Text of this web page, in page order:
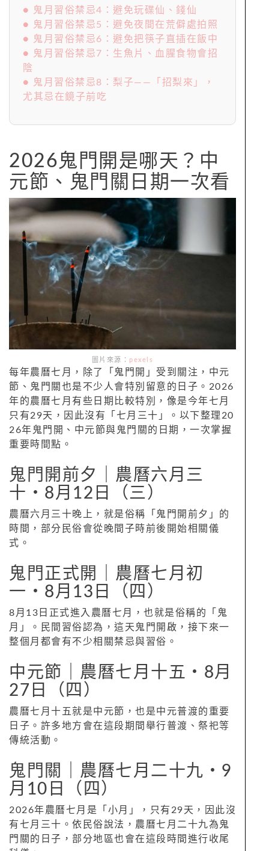
● 鬼月習俗禁忌4：避免玩碟仙、錢仙
● 鬼月習俗禁忌5：避免夜間在荒僻處拍照
● 鬼月習俗禁忌6：避免把筷子直插在飯中
● 鬼月習俗禁忌7：生魚片、血腥食物會招
陰
● 鬼月習俗禁忌8：梨子——「招梨來」，
尤其忌在鏡子前吃
2026鬼門開是哪天？中
元節、鬼門關日期一次看
圖片來源： pexels
每年農曆七月，除了「鬼門開」受到關注，中元
節、鬼門關也是不少人會特別留意的日子。2026
年的農曆七月有些日期比較特別，像是今年七月
只有29天，因此沒有「七月三十」。以下整理20
26年鬼門開、中元節與鬼門關的日期，一次掌握
重要時間點。
鬼門開前夕｜農曆六月三
十‧8月12日（三）
農曆六月三十晚上，就是俗稱「鬼門開前夕」的
時間，部分民俗會從晚間子時前後開始相關儀
式。
鬼門正式開｜農曆七月初
一‧8月13日（四）
8月13日正式進入農曆七月，也就是俗稱的「鬼
月」。民間習俗認為，這天鬼門開啟，接下來一
整個月都會有不少相關禁忌與習俗。
中元節｜農曆七月十五‧8月
27日（四）
農曆七月十五就是中元節，也是中元普渡的重要
日子。許多地方會在這段期間舉行普渡、祭祀等
傳統活動。
鬼門關｜農曆七月二十九‧9
月10日（四）
2026年農曆七月是「小月」，只有29天，因此沒
有七月三十。依民俗說法，農曆七月二十九為鬼
門關的日子，部分地區也會在這段時間進行收尾